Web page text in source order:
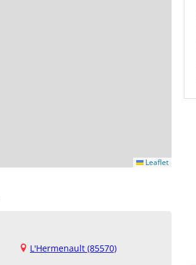
Leaflet
L'Hermenault (85570)